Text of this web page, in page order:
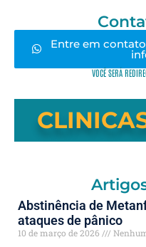
Entre em
VOCÊ SERÁ
Abstinência de
ataques de pânico
10 de março de 2026